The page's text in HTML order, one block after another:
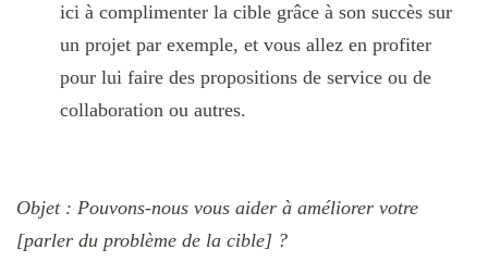
ici à complimenter la cible grâce à son succès sur
un projet par exemple, et vous allez en profiter
pour lui faire des propositions de service ou de
collaboration ou autres.
Objet : Pouvons-nous vous aider à améliorer votre
[parler du problème de la cible] ?